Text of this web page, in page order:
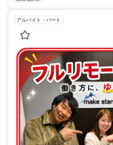
アルバイト・パート